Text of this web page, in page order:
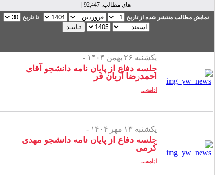
های مطالب: 92,447 |
نمایش مطالب منتشر شده از تاریخ
تا تاریخ
یکشنبه ۲۶ بهمن ۱۴۰۴ -
جلسه دفاع از پایان نامه دانشجو آقای
احمدرضا آریان فر
ادامه...
یکشنبه ۱۳ مهر ۱۴۰۴ -
جلسه دفاع از پایان نامه دانشجو مهدی
کرمی
ادامه...